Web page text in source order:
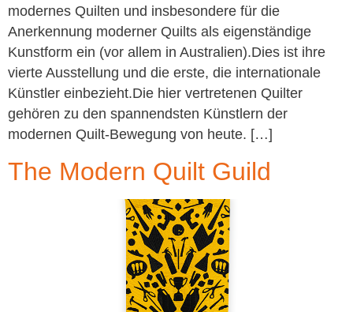
modernes Quilten und insbesondere für die
Anerkennung moderner Quilts als eigenständige
Kunstform ein (vor allem in Australien).Dies ist ihre
vierte Ausstellung und die erste, die internationale
Künstler einbezieht.Die hier vertretenen Quilter
gehören zu den spannendsten Künstlern der
modernen Quilt-Bewegung von heute. […]
The Modern Quilt Guild